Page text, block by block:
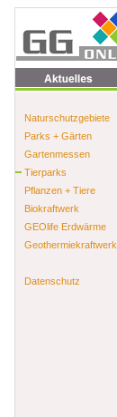
Naturschutzgebiete
Parks + Gärten
Gartenmessen
Tierparks
Pflanzen + Tiere
Biokraftwerk
GEOlife Erdwärme
Geothermiekraftwerk
Datenschutz